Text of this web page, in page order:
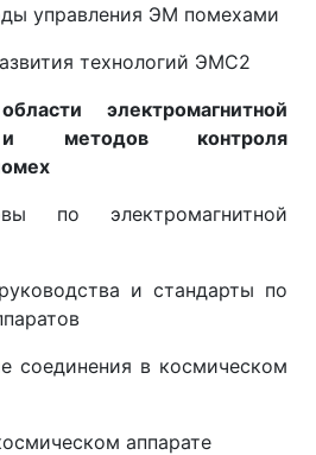
управления ЭМ помехами
технологий ЭМС2
электромагнитной
и методов контроля
электромагнитной
и стандарты по
в космическом
аппарате